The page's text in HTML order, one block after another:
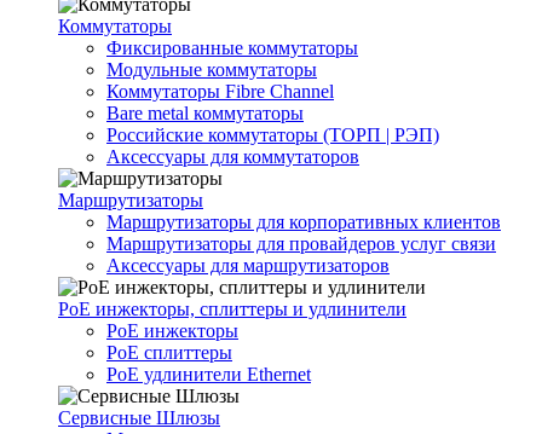
Коммутаторы
Фиксированные коммутаторы
Модульные коммутаторы
Коммутаторы Fibre Channel
Bare metal коммутаторы
Российские коммутаторы (ТОРП | РЭП)
Аксессуары для коммутаторов
Маршрутизаторы
Маршрутизаторы для корпоративных клиентов
Маршрутизаторы для провайдеров услуг связи
Аксессуары для маршрутизаторов
PoE инжекторы, сплиттеры и удлинители
PoE инжекторы
PoE сплиттеры
PoE удлинители Ethernet
Сервисные Шлюзы